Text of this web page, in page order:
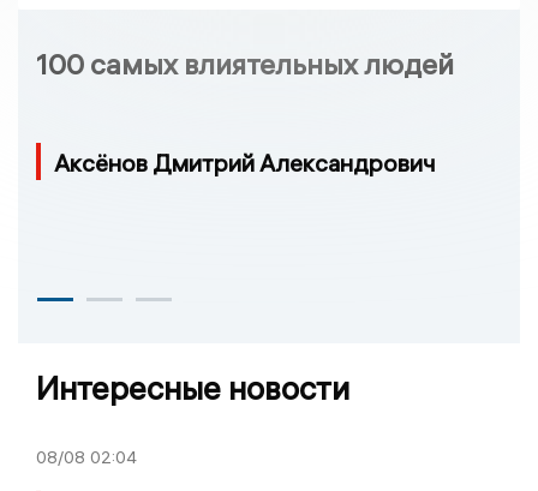
100 самых влиятельных людей
Аксёнов Дмитрий Александрович
Интересные новости
08/08 02:04